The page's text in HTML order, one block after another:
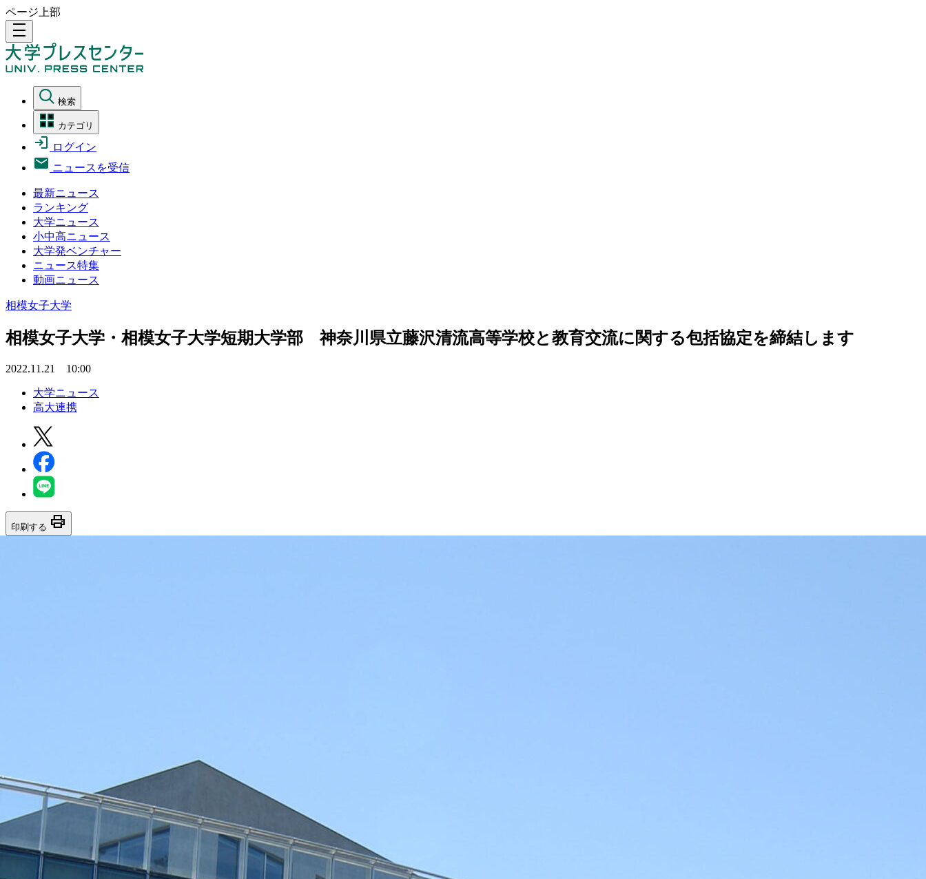
ページ上部
density_medium
検索
カテゴリ
ログイン
ニュースを受信
最新ニュース
ランキング
大学ニュース
小中高ニュース
大学発ベンチャー
ニュース特集
動画ニュース
相模女子大学
相模女子大学・相模女子大学短期大学部 神奈川県立藤沢清流高等学校と教育交流に関する包括協定を締結します
2022.11.21 10:00
大学ニュース
高大連携
印刷する print